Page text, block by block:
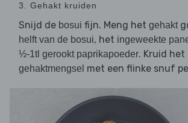
3. Gehakt kruiden
Snijd de bosui fijn. Meng het gehakt
helft van de bosui, het ingeweekte
½-1tl gerookt paprikapoeder. Kruid het
gehaktmengsel met een flinke snuf